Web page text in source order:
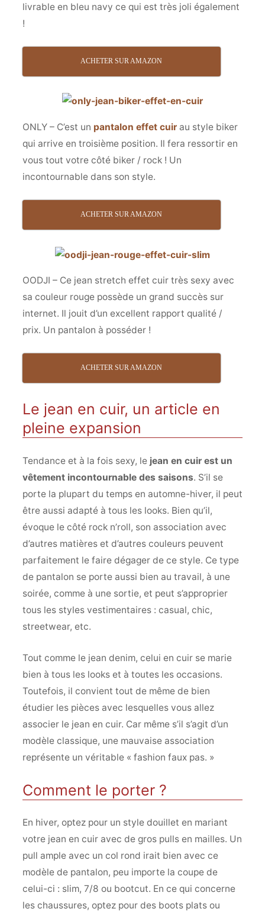
livrable en bleu navy ce qui est très joli également
!
ACHETER SUR AMAZON
ONLY – C’est un pantalon effet cuirau style biker
qui arrive en troisième position. Il fera ressortir en
vous tout votre côté biker / rock ! Un
incontournable dans son style.
ACHETER SUR AMAZON
OODJI – Ce jean stretch effet cuir très sexy avec
sa couleur rouge possède un grand succès sur
internet. Il jouit d’un excellent rapport qualité /
prix. Un pantalon à posséder !
ACHETER SUR AMAZON
Le jean en cuir, un article en
pleine expansion
Tendance et à la fois sexy, le jean en cuir est un
vêtement incontournable des saisons. S’il se
porte la plupart du temps en automne-hiver, il peut
être aussi adapté à tous les looks. Bien qu’il,
évoque le côté rock n’roll, son association avec
d’autres matières et d’autres couleurs peuvent
parfaitement le faire dégager de ce style. Ce type
de pantalon se porte aussi bien au travail, à une
soirée, comme à une sortie, et peut s’approprier
tous les styles vestimentaires : casual, chic,
streetwear, etc.
Tout comme le jean denim, celui en cuir se marie
bien à tous les looks et à toutes les occasions.
Toutefois, il convient tout de même de bien
étudier les pièces avec lesquelles vous allez
associer le jean en cuir. Car même s’il s’agit d’un
modèle classique, une mauvaise association
représente un véritable « fashion faux pas. »
Comment le porter ?
En hiver, optez pour un style douillet en mariant
votre jean en cuir avec de gros pulls en mailles. Un
pull ample avec un col rond irait bien avec ce
modèle de pantalon, peu importe la coupe de
celui-ci : slim, 7/8 ou bootcut. En ce qui concerne
les chaussures, optez pour des boots plats ou